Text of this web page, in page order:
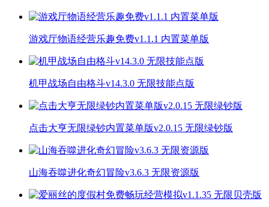
游戏厅物语经营乐趣免费v1.1.1 内置菜单版
机甲战场自由格斗v14.3.0 无限技能点版
点击大亨无限绿钞内置菜单版v2.0.15 无限绿钞版
山海吞噬进化奇幻冒险v3.6.3 无限资源版